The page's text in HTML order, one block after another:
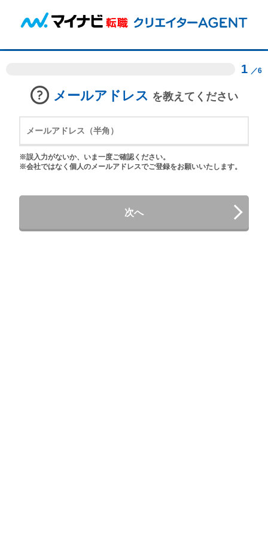
1 ／6
メールアドレス を教えてください
※誤入力がないか、いま一度ご確認ください。
※会社ではなく個人のメールアドレスでご登録をお願いいたします。
次へ